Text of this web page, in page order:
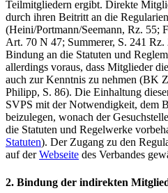
Teilmitgliedern ergibt. Direkte
durch ihren Beitritt an die
(Heini/Portmann/Seemann, Rz. 55;
Art. 70 N 47; Summerer, S. 241 Rz.
Bindung an die Statuten und
allerdings voraus, dass Mitglieder
auch zur Kenntnis zu nehmen (BK
Philipp, S. 86). Die Einhaltung
SVPS mit der Notwendigkeit, dem
beizulegen, wonach der
die Statuten und Regelwerke
Statuten). Der Zugang zu den
auf derWebseite des Verbandes
2. Bindung der indirekten